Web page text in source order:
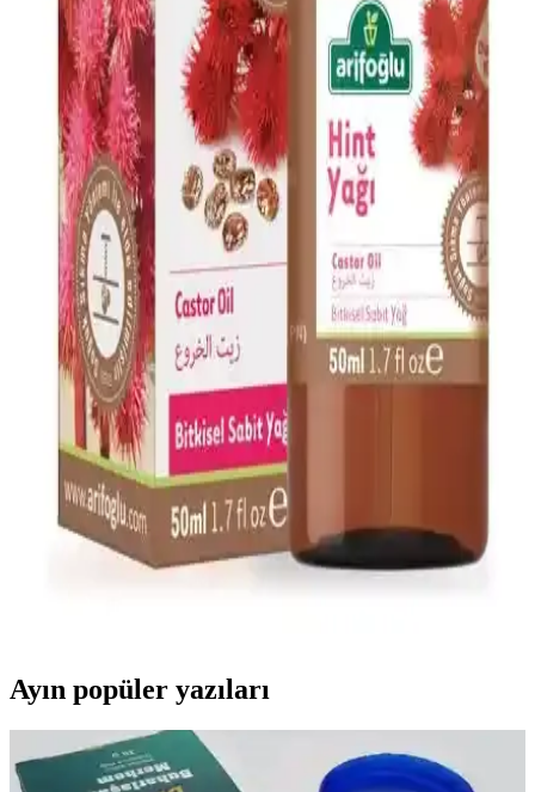
Maskesi: Doğal ve Güçlendirici Bakım Çözümü
Doğal içeriklerle formüle edilen Dermokil Kil, Argan ve Bitkisel
Keratan saç maskesi, tüm saç tiplerine uygun olup, saçlara güç,
parlaklık ve yumuşaklık sağlar, düzenli kullanımda saç sağlığını
destekler.
Afrodizyak Etkili Parfümler: Cazibenizi Artıran
Doğal ve Çekici Kokular
Afrodizyak etkili parfümler, cinsel arzuyu ve çekiciliği artırmak için
doğal bileşenler ve özel notalar içerir. Doğru seçim ve kullanım ile
kişisel cazibenizi güçlendirebilirsiniz.
Alerji Dostu ve Doğal Makyaj Ürünleri: Güvenle
Kullanabileceğiniz En İyi Seçenekler
Alerji dostu ve doğal makyaj ürünleri, hassas ciltler için güvenli,
çevre dostu ve dermatolojik testlerden geçmiş seçenekler sunar.
Doğru ürün seçimiyle güzelliğinizi koruyabilirsiniz.
Arifoğlu Hint Yağı 50ml Doğal Cilt ve Saç
Bakımında Kullanılan Bitkisel Yağ
Arifoğlu Hint Yağı, %100 doğal, soğuk sıkım bitkisel içerik ile cilt
Ayın popüler yazıları